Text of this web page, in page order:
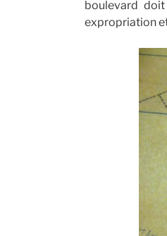
boulevard
expropriation